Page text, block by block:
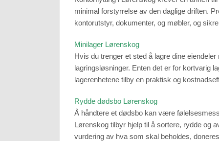
minimal forstyrrelse av den daglige driften.
kontorutstyr, dokumenter, og møbler, og
Minilager Lørenskog
Hvis du trenger et sted å lagre dine
lagringsløsninger. Enten det er for kortvarig
lagerenhetene tilby en praktisk og
Rydde dødsbo Lørenskog
Å håndtere et dødsbo kan være
Lørenskog tilbyr hjelp til å sortere, rydde og
vurdering av hva som skal beholdes,